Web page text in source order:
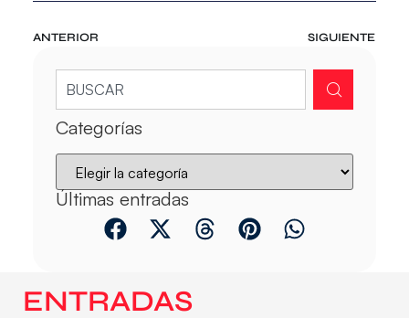
ANTERIOR SIGUIENTE
Categorías
Últimas entradas
ENTRADAS